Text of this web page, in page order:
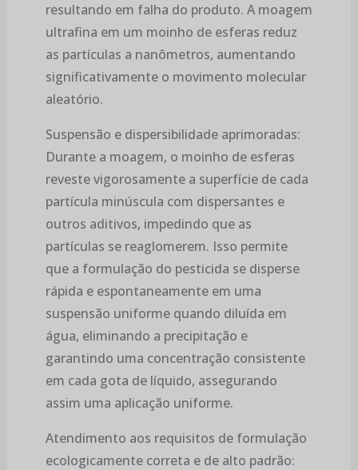
resultando em falha do produto. A moagem
ultrafina em um moinho de esferas reduz
as partículas a nanômetros, aumentando
significativamente o movimento molecular
aleatório.
Suspensão e dispersibilidade aprimoradas:
Durante a moagem, o moinho de esferas
reveste vigorosamente a superfície de cada
partícula minúscula com dispersantes e
outros aditivos, impedindo que as
partículas se reaglomerem. Isso permite
que a formulação do pesticida se disperse
rápida e espontaneamente em uma
suspensão uniforme quando diluída em
água, eliminando a precipitação e
garantindo uma concentração consistente
em cada gota de líquido, assegurando
assim uma aplicação uniforme.
Atendimento aos requisitos de formulação
ecologicamente correta e de alto padrão: